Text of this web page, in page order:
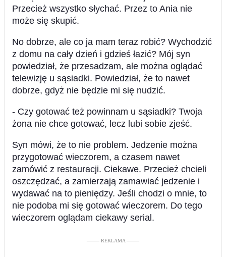
Przecież wszystko słychać. Przez to Ania nie
może się skupić.
No dobrze, ale co ja mam teraz robić? Wychodzić
z domu na cały dzień i gdzieś łazić? Mój syn
powiedział, że przesadzam, ale można oglądać
telewizję u sąsiadki. Powiedział, że to nawet
dobrze, gdyż nie będzie mi się nudzić.
- Czy gotować też powinnam u sąsiadki? Twoja
żona nie chce gotować, lecz lubi sobie zjeść.
Syn mówi, że to nie problem. Jedzenie można
przygotować wieczorem, a czasem nawet
zamówić z restauracji. Ciekawe. Przecież chcieli
oszczędzać, a zamierzają zamawiać jedzenie i
wydawać na to pieniędzy. Jeśli chodzi o mnie, to
nie podoba mi się gotować wieczorem. Do tego
wieczorem oglądam ciekawy serial.
––––– REKLAMA –––––